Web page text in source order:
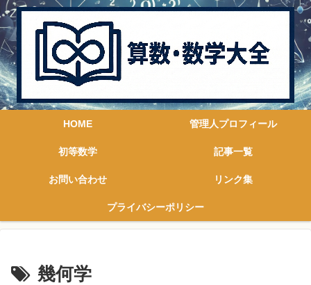
HOME 管理人プロフィール
初等数学 記事一覧
お問い合わせ リンク集
プライバシーポリシー
幾何学